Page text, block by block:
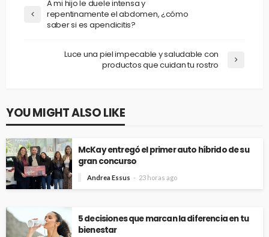
A mi hijo le duele intensa y
repentinamente el abdomen, ¿cómo
saber si es apendicitis?
Luce una piel impecable y saludable con
productos que cuidan tu rostro
YOU MIGHT ALSO LIKE
McKay entregó el primer auto híbrido de su
gran concurso
Andrea Essus 23 horas ago
5 decisiones que marcan la diferencia en tu
bienestar